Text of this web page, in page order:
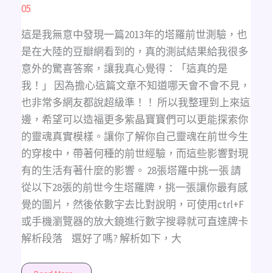
05
這是我無意中發現一篇2013年的塔羅前世測驗，也
是在大陸的豆瓣網看到的，真的測試結果給我很多
意外的驚喜答案，讓我真心覺得：「這真的是
我！」 因為擔心這篇文章不知道哪天會不會不見，
也非常多網友都說超級準！！ 所以我整理到上來這
邊，希望可以造福更多紫晶寶寶們可以更能探索你
的靈魂真實模樣。讓你了解你自己靈魂在前世今生
的穿梭中，帶著何種的前世經驗，而這些影響對現
有的生活有著什麼的影響。 28張塔羅中挑一張 請
從以下28張的前世今生塔羅牌，挑一張讓你最有感
覺的圖片，然後依數字去比對說明，可使用ctrl+F
或手機瀏覽器的放大鏡進行數字搜尋就可直達牌卡
解析段落 ​ ​ 選好了嗎? 解析如下，大
靈
魂
樣
貌